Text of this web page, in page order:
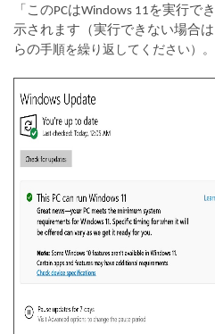
「このPCはWindows 11を実行
示されます（実行できない場合
らの手順を繰り返してください）。